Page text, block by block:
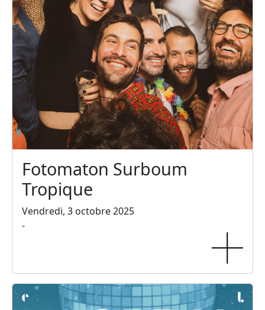
Fotomaton Surboum
Tropique
Vendredi, 3 octobre 2025
-